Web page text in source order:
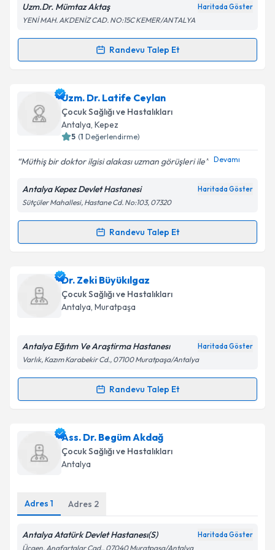
Kişisel verilerimin işlenmesine ilişkin
Metni'ni okudum ve kişisel verilerimin belirtilen
kapsamda işlenmesini kabul ediyorum.
Uzm.Dr. Mümtaz Aktaş Haritada Göster
YENİ MAH. AKDENİZ CAD. NO:15C KEMER/ANTALYA
Randevu Talep Et
Randevu Takvimi Talebi
Uzm. Dr. Mümtaz Aktaşiçin randevu takvimi talebi
oluşturun. Size bu uzmandan randevu almanız için bir
takvim hazırlandığında e-posta ile bilgilendireceğiz.
Kişisel verilerimin işlenmesine ilişkin
Metni'ni okudum ve kişisel verilerimin belirtilen
kapsamda işlenmesini kabul ediyorum.
Uzm. Dr. Latife Ceylan
Çocuk Sağlığı ve Hastalıkları
Antalya, Kepez
5 (1 Değerlendirme)
Müthiş bir doktor ilgisi alakası uzman görüşleri ile Devamı
Antalya Kepez Devlet Hastanesi Haritada Göster
Sütçüler Mahallesi, Hastane Cd. No:103, 07320
Randevu Talep Et
Randevu Takvimi Talebi
Uzm. Dr. Latife Ceylaniçin randevu takvimi talebi
oluşturun. Size bu uzmandan randevu almanız için bir
takvim hazırlandığında e-posta ile bilgilendireceğiz.
Kişisel verilerimin işlenmesine ilişkin
Metni'ni okudum ve kişisel verilerimin belirtilen
Takvim Talebini Gönder
Dr. Zeki Büyükılgaz
Çocuk Sağlığı ve Hastalıkları
Antalya, Muratpaşa
Antalya Eğıtım Ve Araştirma Hastanesı Haritada Göster
Varlık, Kazım Karabekir Cd., 07100 Muratpaşa/Antalya
Randevu Talep Et
Randevu Takvimi Talebi
Dr. Zeki Büyükılgaziçin randevu takvimi talebi
oluşturun. Size bu uzmandan randevu almanız için bir
takvim hazırlandığında e-posta ile bilgilendireceğiz.
Kişisel verilerimin işlenmesine ilişkin
Ass. Dr. Begüm Akdağ
Çocuk Sağlığı ve Hastalıkları
Antalya
Adres 1 Adres 2
Antalya Atatürk Devlet Hastanesı(S) Haritada Göster
Üçgen, Anafartalar Cad., 07040 Muratpaşa/Antalya